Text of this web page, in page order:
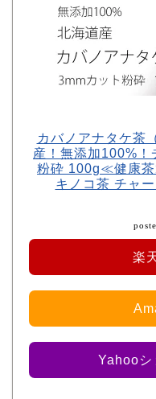
カバノアナタケ茶
産！無添加100%！
粉砕 100g≪健康
キノコ茶 チャ
楽
Yahooシ